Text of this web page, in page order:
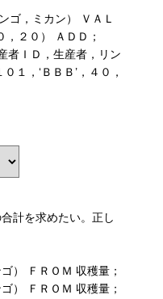
，ミカン） ＶＡＬ
，２０） ＡＤＤ；
ＩＤ，生産者，リン
１，‘ＢＢＢ’，４０，
計を求めたい。正し
） ＦＲＯＭ 収穫量；
） ＦＲＯＭ 収穫量；